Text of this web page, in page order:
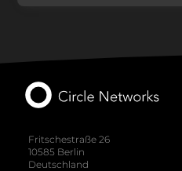
Fritschestraße 26
10585 Berlin
Deutschland